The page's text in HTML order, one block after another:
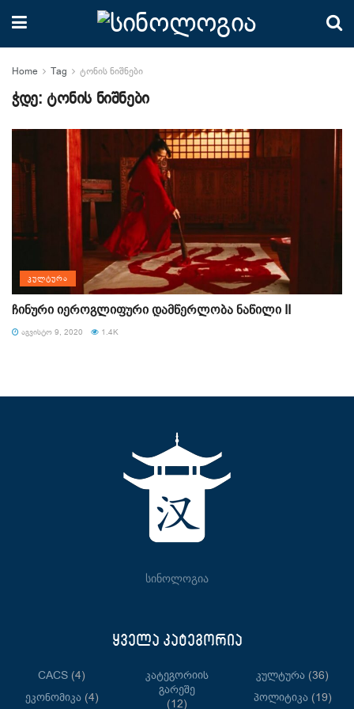
Home Tag ტონის ნიშნები
ჭდე: ტონის ნიშნები
ᲙᲣᲚᲢᲣᲠᲐ
ჩინური იეროგლიფური დამწერლობა ნაწილი II
ᲐᲒᲕᲘᲡᲢᲝ 9, 2020 1.4K
სინოლოგია
ყველა კატეგორია
CACS (4)
Ეკონომიკა(4)
Კატეგორიის
Გარეშე
(12)
Კულტურა (36)
Პოლიტიკა(19)